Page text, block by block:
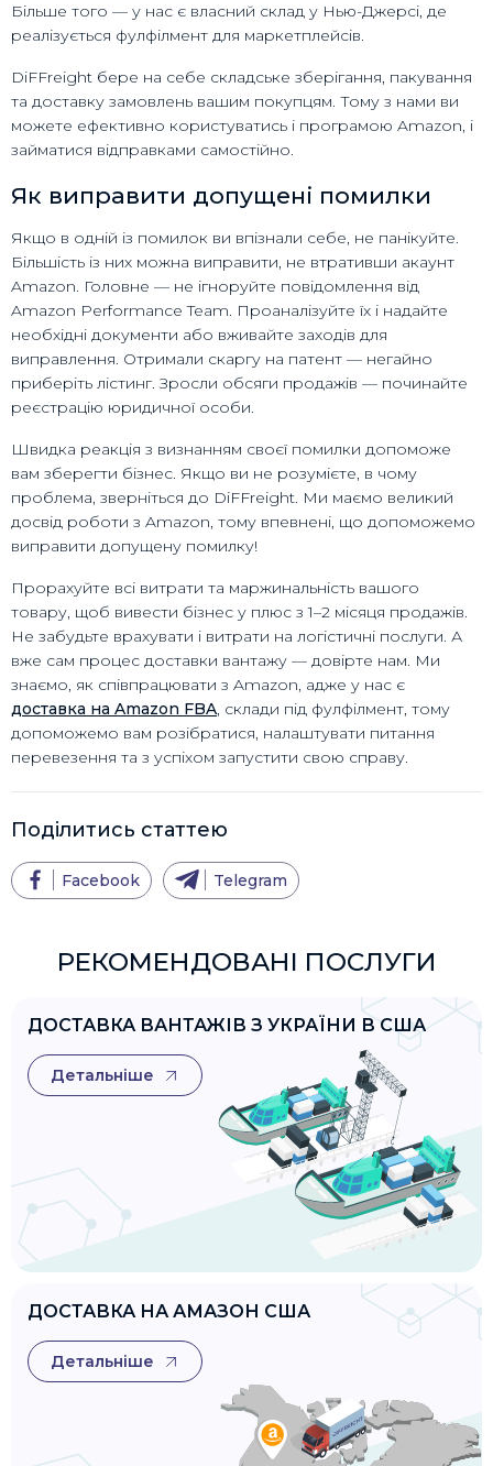
Більше того — у нас є власний склад у Нью-Джерсі, де
реалізується фулфілмент для маркетплейсів.
DiFFreight бере на себе складське зберігання, пакування
та доставку замовлень вашим покупцям. Тому з нами ви
можете ефективно користуватись і програмою Amazon, і
займатися відправками самостійно.
Як виправити допущені помилки
Якщо в одній із помилок ви впізнали себе, не панікуйте.
Більшість із них можна виправити, не втративши акаунт
Amazon. Головне — не ігноруйте повідомлення від
Amazon Performance Team. Проаналізуйте їх і надайте
необхідні документи або вживайте заходів для
виправлення. Отримали скаргу на патент — негайно
приберіть лістинг. Зросли обсяги продажів — починайте
реєстрацію юридичної особи.
Швидка реакція з визнанням своєї помилки допоможе
вам зберегти бізнес. Якщо ви не розумієте, в чому
проблема, зверніться до DiFFreight. Ми маємо великий
досвід роботи з Amazon, тому впевнені, що допоможемо
виправити допущену помилку!
Прорахуйте всі витрати та маржинальність вашого
товару, щоб вивести бізнес у плюс з 1–2 місяця продажів.
Не забудьте врахувати і витрати на логістичні послуги. А
вже сам процес доставки вантажу — довірте нам. Ми
знаємо, як співпрацювати з Amazon, адже у нас є
доставка на Amazon FBA, склади під фулфілмент, тому
допоможемо вам розібратися, налаштувати питання
перевезення та з успіхом запустити свою справу.
Поділитись статтею
Facebook Telegram
РЕКОМЕНДОВАНІ ПОСЛУГИ
ДОСТАВКА ВАНТАЖІВ З УКРАЇНИ В США
Детальніше
ДОСТАВКА НА АМАЗОН США
Детальніше